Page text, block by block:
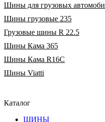
Шины для грузовых
Шины грузовые 235
Грузовые шины R 22.5
Шины Кама 365
Шины Кама R16C
Шины Viatti
Каталог
ШИНЫ